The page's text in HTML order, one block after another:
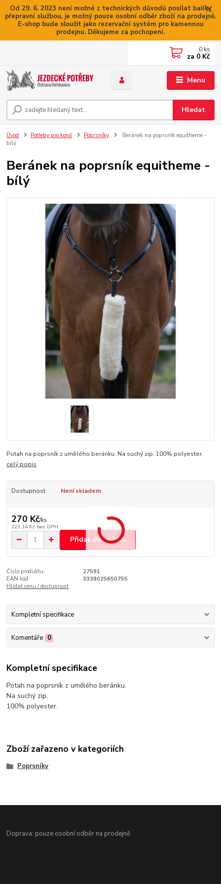
Od 29. 6. 2023 není možné z technických důvodů posílat balíky
přepravní službou, je možný pouze osobní odběr zboží na prodejně.
E-shop bude sloužit jako rezervační systém pro kamennou
prodejnu. Děkujeme za pochopení.
Menu
Hledat
0 ks
za 0 Kč
Úvod Potřeby pro koně Poprsníky
Beránek na poprsník equitheme -
bílý
Beránek na poprsník equitheme -
bílý
Potah na poprsník z umělého beránku. Na suchý zip. 100% polyester.
celý popis
Dostupnost Není skladem
270 Kč/ks
223,14 Kč bez DPH
Přidat do košíku
Číslo produktu:
27591
EAN kód:
3338025650755
Hlídat cenu / dostupnost
Kompletní specifikace
Komentáře 0
Kompletní specifikace
Potah na poprsník z umělého beránku.
Na suchý zip.
100% polyester.
Zboží zařazeno v kategoriích
Poprsníky
Doprava: pouze osobní odběr na prodejně